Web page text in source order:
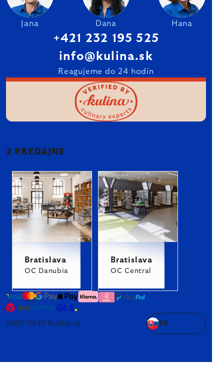
Jana Dana Hana
+421 232 195 525
info@kulina.sk
Reagujeme do 24 hodín
2 PREDAJNE
Bratislava
OC Danubia
Bratislava
OC Central
2007–2025 Kulina.sk SK